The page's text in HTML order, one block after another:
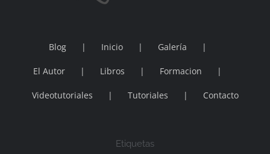
Blog Inicio Galería
El Autor Libros Formacion
Videotutoriales Tutoriales Contacto
Etiquetas